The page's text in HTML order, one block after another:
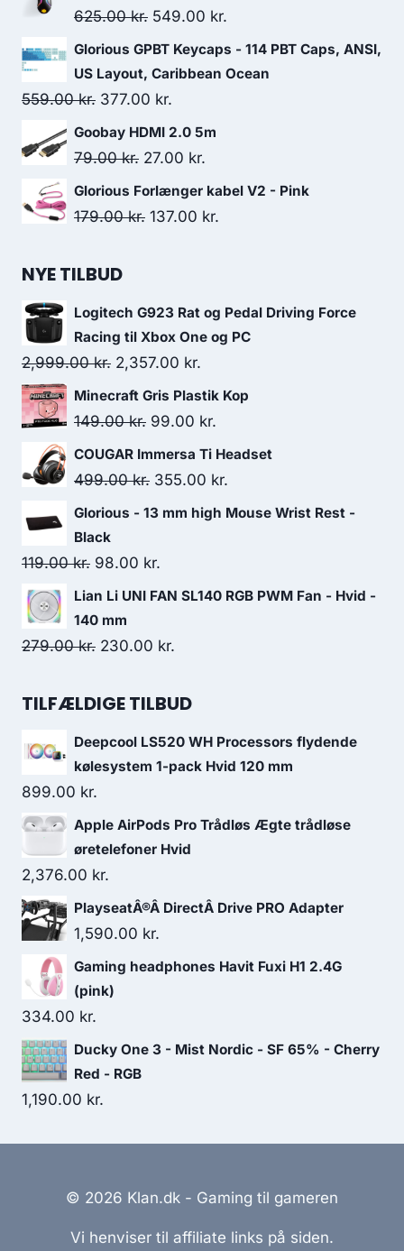
was:
is:
625.00kr. Original
price
was:
625.00 kr..
549.00 kr.
price
is:
Glorious GPBT Keycaps - 114 PBT Caps, ANSI,
US Layout, Caribbean Ocean
559.00kr. Original
price
was:
377.00 kr.
price
is:
Goobay HDMI 2.0 5m
79.00kr. Original
price
was:
27.00 kr.
price
is:
Glorious Forlænger kabel V2 - Pink
179.00kr. Original
137.00 kr.
NYE TILBUD
Logitech G923 Rat og Pedal Driving Force
Racing til Xbox One og PC
2,999.00kr. Original
price
was:
2,357.00 kr.
price
is:
Minecraft Gris Plastik Kop
149.00kr. Original
price
was:
99.00 kr.
price
is:
COUGAR Immersa Ti Headset
499.00kr. Original
price
499.00 kr..
355.00 kr.
price
Glorious - 13 mm high Mouse Wrist Rest -
Black
119.00kr. Original
price
was:
119.00 kr..
98.00 kr.
price
98.00 kr..
Lian Li UNI FAN SL140 RGB PWM Fan - Hvid -
140 mm
279.00kr. Original
was:
230.00 kr.
is:
TILFÆLDIGE TILBUD
Deepcool LS520 WH Processors flydende
kølesystem 1-pack Hvid 120 mm
899.00 kr.
Apple AirPods Pro Trådløs Ægte trådløse
øretelefoner Hvid
2,376.00 kr.
PlayseatÂ®Â DirectÂ Drive PRO Adapter
1,590.00 kr.
Gaming headphones Havit Fuxi H1 2.4G
(pink)
334.00 kr.
Ducky One 3 - Mist Nordic - SF 65% - Cherry
Red - RGB
1,190.00 kr.
© 2026 Klan.dk - Gaming til gameren
Vi henviser til affiliate links på siden.